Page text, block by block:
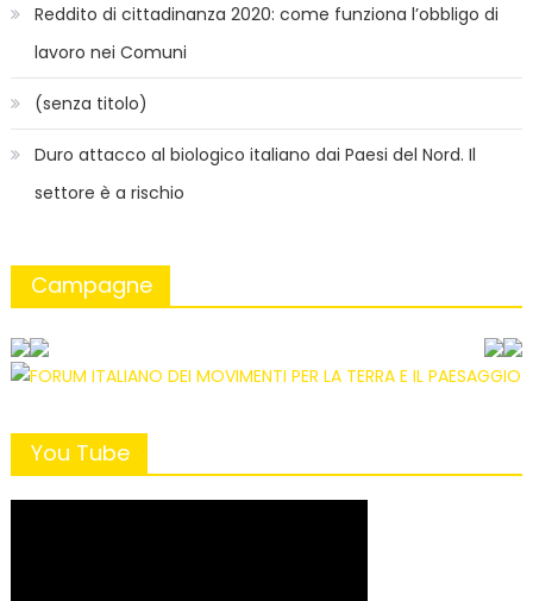
Reddito di cittadinanza 2020: come funziona l’obbligo di
lavoro nei Comuni
(senza titolo)
Duro attacco al biologico italiano dai Paesi del Nord. Il
settore è a rischio
Campagne
You Tube